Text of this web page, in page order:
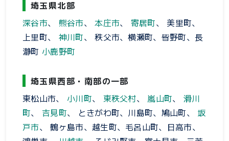
埼玉県北部
深谷市、 熊谷市、本庄市、 寄居町、 美里町、
上里町、 神川町、 秩父市、横瀬町、皆野町、長
瀞町 小鹿野町
埼玉県西部・南部の一部
東松山市、 小川町、 東秩父村、 嵐山町、滑川
町、 吉見町、 ときがわ町、川島町、鳩山町、 坂
戸市、 鶴ヶ島市、越生町、毛呂山町、日高市、